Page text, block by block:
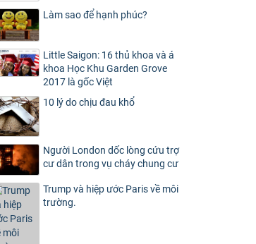
Làm sao để hạnh phúc?
Little Saigon: 16 thủ khoa và á
khoa Học Khu Garden Grove
2017 là gốc Việt
10 lý do chịu đau khổ
Người London dốc lòng cứu trợ
cư dân trong vụ cháy chung cư
Trump và hiệp ước Paris về môi
trường.